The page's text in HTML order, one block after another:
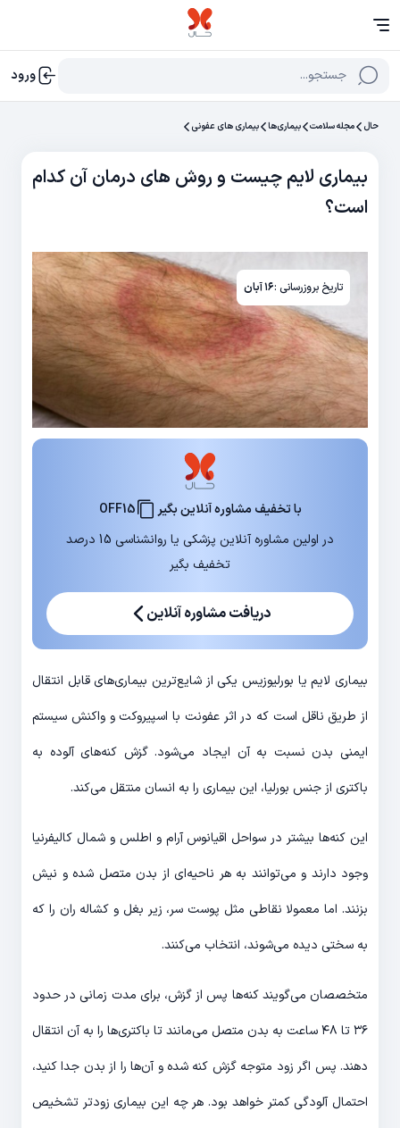
جستجو... ورود
حال مجله سلامت بیماری‌ها بیماری های عفونی
بیماری لایم چیست و روش‌ های درمان آن کدام
است؟
تاریخ بروزرسانی :۱۶ آبان
با تخفیف مشاوره آنلاین بگیر
OFF15
در اولین مشاوره آنلاین پزشکی یا روانشناسی 15 درصد
تخفیف بگیر
دریافت مشاوره آنلاین
بیماری لایم یا بورلیوزیس یکی از شایع‌ترین بیماری‌های قابل انتقال
از طریق ناقل است که در اثر عفونت با اسپیروکت و واکنش سیستم
ایمنی بدن نسبت به آن ایجاد می‌شود. گزش کنه‌های آلوده به
باکتری از جنس بورلیا، این بیماری را به انسان منتقل می‌کند.
این کنه‌ها بیشتر در سواحل اقیانوس آرام و اطلس و شمال کالیفرنیا
وجود دارند و می‌توانند به هر ناحیه‌ای از بدن متصل شده و نیش
بزنند. اما معمولا نقاطی مثل پوست سر، زیر بغل و کشاله ران را که
به سختی دیده می‌شوند، انتخاب می‌کنند.
متخصصان می‌گویند کنه‌ها پس از گزش، برای مدت زمانی در حدود
۳۶ تا ۴۸ ساعت به بدن متصل می‌مانند تا باکتری‌ها را به آن انتقال
دهند. پس اگر زود متوجه گزش کنه شده و آن‌ها را از بدن جدا کنید،
احتمال آلودگی کمتر خواهد بود. هر چه این بیماری زودتر تشخیص